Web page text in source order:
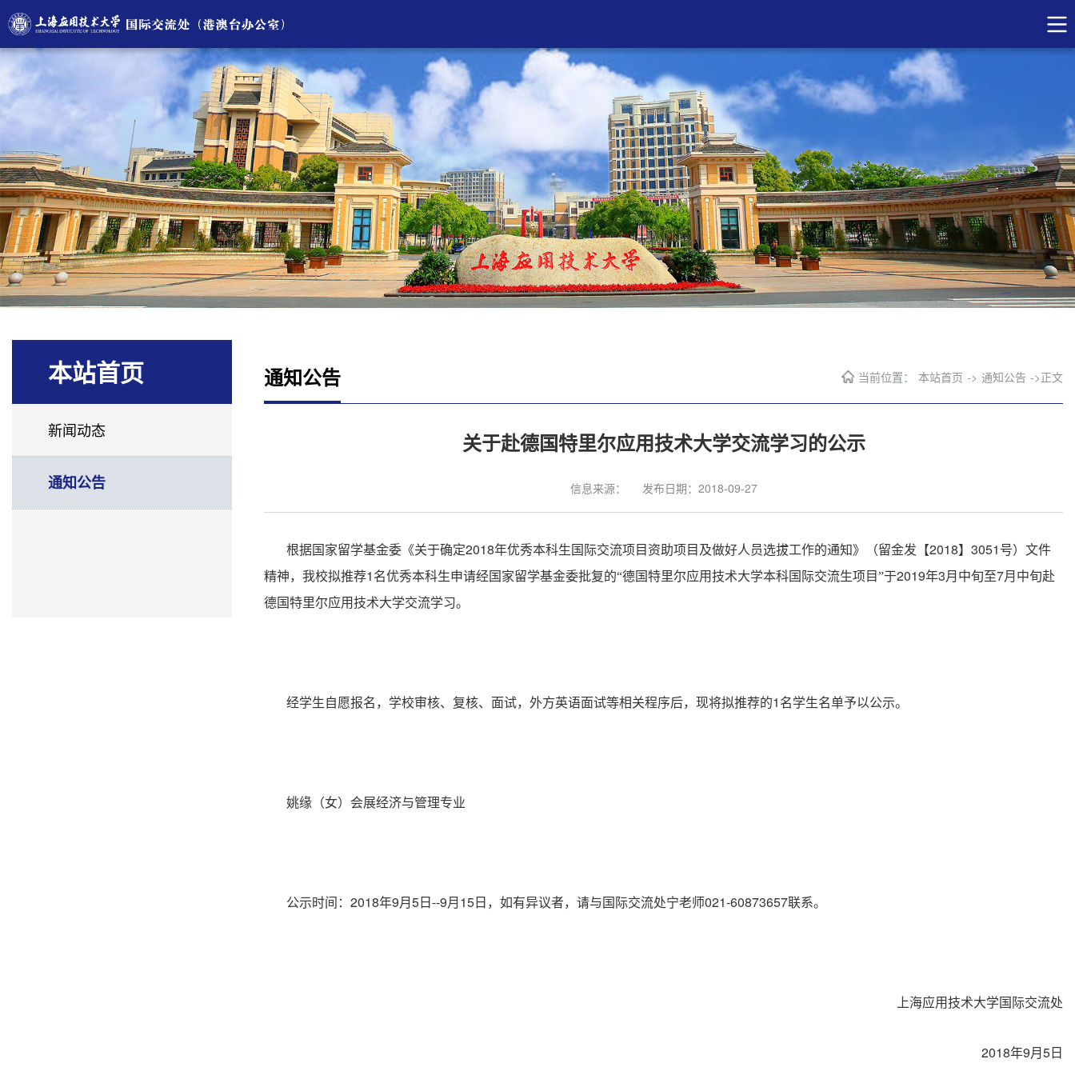
本站首页
新闻动态
通知公告
通知公告 当前位置： 本站首页 -> 通知公告 ->正文
关于赴德国特里尔应用技术大学交流学习的公示
信息来源： 发布日期：2018-09-27
根据国家留学基金委《关于确定2018年优秀本科生国际交流项目资助项目及做好人员选拔工作的通知》（留金发【2018】 3051 号）文件
精神，我校拟推荐1 名优秀本科生申请经国家留学基金委批复的“德国特里尔应用技术大学本科国际交流生项目”于2019年3月中旬至7月中旬赴
德国特里尔应用技术大学交流学习。
经学生自愿报名，学校审核、复核、面试，外方英语面试等相关程序后，现将拟推荐的1 名学生名单予以公示。
姚缘（女）会展经济与管理专业
公示时间： 2018年9月 5 日 --9月 15 日，如有异议者，请与国际交流处宁老师021-60873657联系。
上海应用技术大学国际交流处
2018年9月 5 日